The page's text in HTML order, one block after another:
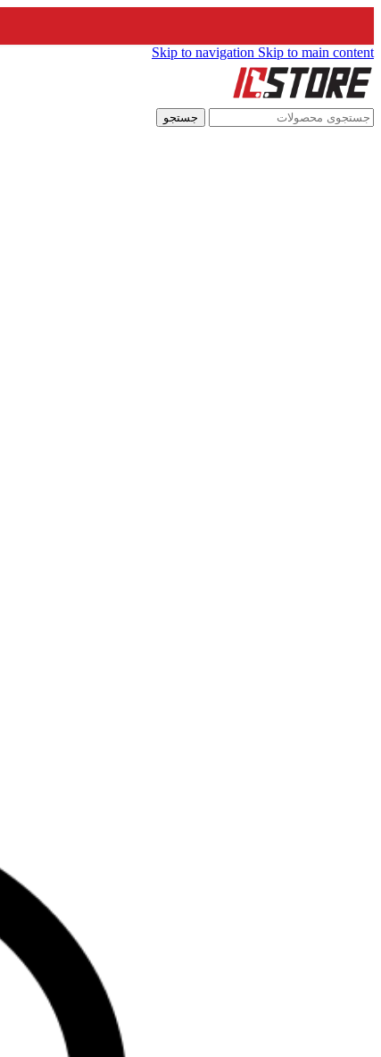
Skip to navigation Skip to main content
جستجو